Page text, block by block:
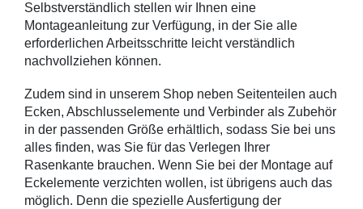
Selbstverständlich stellen wir Ihnen eine
Montageanleitung zur Verfügung, in der Sie alle
erforderlichen Arbeitsschritte leicht verständlich
nachvollziehen können.
Zudem sind in unserem Shop neben Seitenteilen auch
Ecken, Abschlusselemente und Verbinder als Zubehör
in der passenden Größe erhältlich, sodass Sie bei uns
alles finden, was Sie für das Verlegen Ihrer
Rasenkante brauchen. Wenn Sie bei der Montage auf
Eckelemente verzichten wollen, ist übrigens auch das
möglich. Denn die spezielle Ausfertigung der